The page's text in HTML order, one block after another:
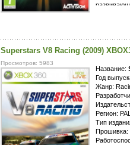
но для
боритесь
друзей,
Superstars V8 Racing (2009)
Просмотров: 5983
Название:
Год
Жанр:
Регион:
Тип
Прошивка: